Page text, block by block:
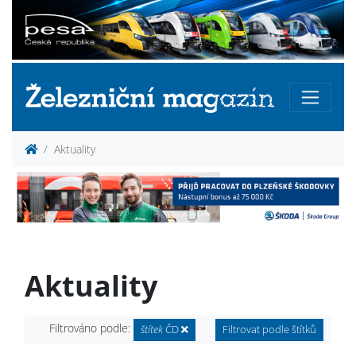
Aktuality
Aktuality
Filtrováno podle: štítekČD Filtrovat podle štítků